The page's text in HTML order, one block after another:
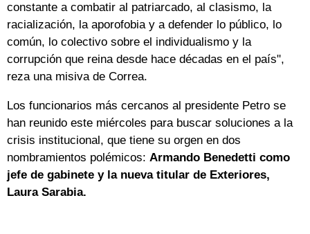
constante a combatir al patriarcado, al clasismo, la
racialización, la aporofobia y a defender lo público, lo
común, lo colectivo sobre el individualismo y la
corrupción que reina desde hace décadas en el país",
reza una misiva de Correa.
Los funcionarios más cercanos al presidente Petro se
han reunido este miércoles para buscar soluciones a la
crisis institucional, que tiene su orgen en dos
nombramientos polémicos: Armando Benedetti como
jefe de gabinete y la nueva titular de Exteriores,
Laura Sarabia.